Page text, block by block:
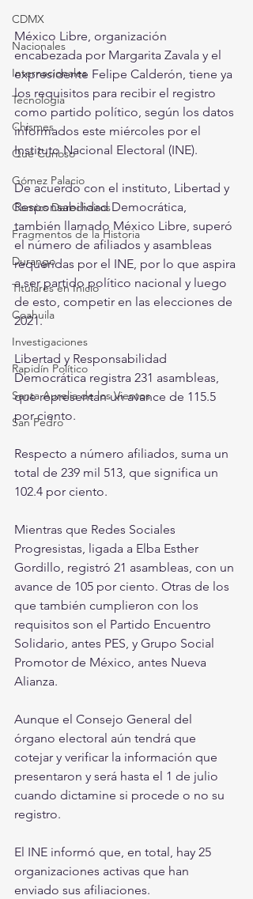
CDMX
Nacionales
Internacionales
Tecnología
Chismes
Qué Curioso
Gómez Palacio
Comics Derechairos
Fragmentos de la Historia
Durango
Titulares en Inicio
Coahuila
Investigaciones
Rapidín Político
Santa Aurelia de los Vientos
San Pedro
México Libre, organización
encabezada por Margarita Zavala y el
expresidente Felipe Calderón, tiene ya
los requisitos para recibir el registro
como partido político, según los datos
informados este miércoles por el
Instituto Nacional Electoral (INE).
De acuerdo con el instituto, Libertad y
Responsabilidad Democrática,
también llamado México Libre, superó
el número de afiliados y asambleas
requeridas por el INE, por lo que aspira
a ser partido político nacional y luego
de esto, competir en las elecciones de
2021.
Libertad y Responsabilidad
Democrática registra 231 asambleas,
que representan un avance de 115.5
por ciento.
Respecto a número afiliados, suma un
total de 239 mil 513, que significa un
102.4 por ciento.
Mientras que Redes Sociales
Progresistas, ligada a Elba Esther
Gordillo, registró 21 asambleas, con un
avance de 105 por ciento. Otras de los
que también cumplieron con los
requisitos son el Partido Encuentro
Solidario, antes PES, y Grupo Social
Promotor de México, antes Nueva
Alianza.
Aunque el Consejo General del
órgano electoral aún tendrá que
cotejar y verificar la información que
presentaron y será hasta el 1 de julio
cuando dictamine si procede o no su
registro.
El INE informó que, en total, hay 25
organizaciones activas que han
enviado sus afiliaciones.